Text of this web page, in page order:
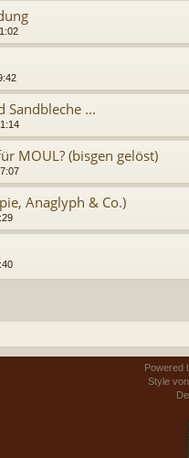
Sandbleche ...
MOUL? (bisgen gelöst)
Anaglyph & Co.)
Powered
Style von